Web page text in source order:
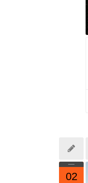
02